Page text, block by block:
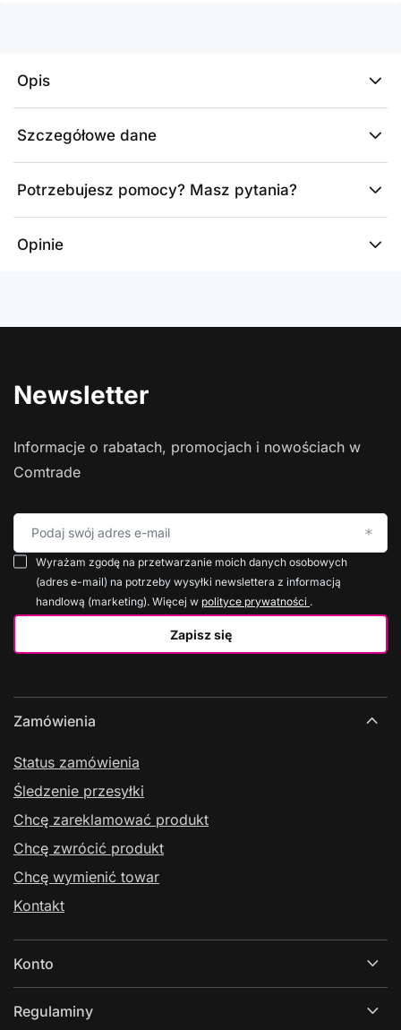
Opis
Szczegółowe dane
Potrzebujesz pomocy? Masz pytania?
Opinie
Newsletter
Informacje o rabatach, promocjach i nowościach w
Comtrade
Podaj swój adres e-mail
Zapisz się
Wyrażam zgodę na przetwarzanie moich danych osobowych
(adres e-mail) na potrzeby wysyłki newslettera z informacją
handlową (marketing). Więcej w polityce prywatności .
Zamówienia
Status zamówienia
Śledzenie przesyłki
Chcę zareklamować produkt
Chcę zwrócić produkt
Chcę wymienić towar
Kontakt
Konto
Regulaminy